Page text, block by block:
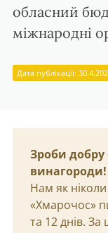
обласний
міжнародні
Дата публікації:
Зроби добру
винагороди!
Нам як
«Хмарочос»
та 12 днів.